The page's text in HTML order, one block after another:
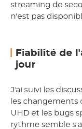
streaming de
n'est pas
Fiabilité de
jour
J'ai suivi les
les changements
UHD et les bugs
rythme semble